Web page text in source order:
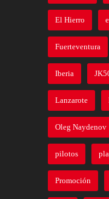
El Hierro
Fuerteventura
Iberia
Lanzarote
Oleg Naydenov
pilotos
Promoción